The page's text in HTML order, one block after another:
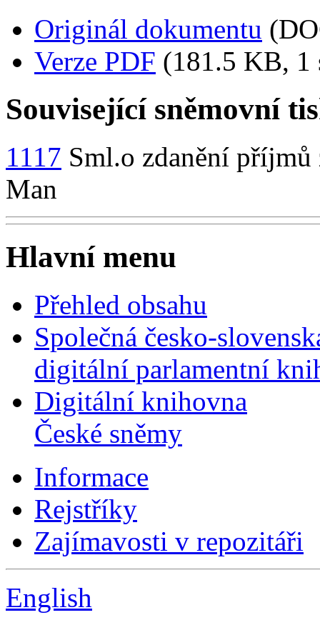
Originál dokumentu
Verze PDF (181.5 KB, 1
Související sněmovní
1117 Sml.o zdanění příjmů
Man
Hlavní menu
Přehled obsahu
Společná česko-
digitální parlamentní
Digitální knihovna
České sněmy
Informace
Rejstříky
Zajímavosti v repozitáři
English